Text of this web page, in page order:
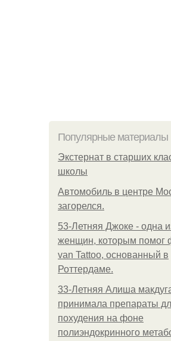
Популярные материалы
Экстернат в старших
школы
Автомобиль в центре
загорелся.
53-Летняя Джоке - одна
женщин, которым помог
van Tattoo, основанный в
Роттердаме.
33-Летняя Алиша
принимала препараты
похудения на фоне
полиэндокринного